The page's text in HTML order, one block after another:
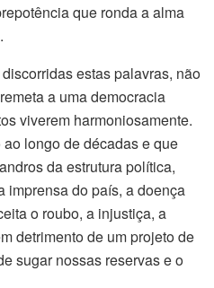
que ronda a alma
estas palavras, não
a uma democracia
viverem harmoniosamente.
longo de décadas e que
da estrutura política,
imprensa do país, a doença
o roubo, a injustiça, a
detrimento de um projeto de
sugar nossas reservas e o